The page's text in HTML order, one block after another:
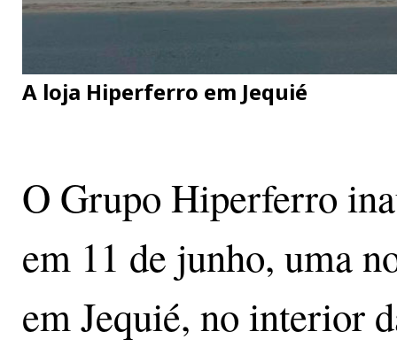
A loja Hiperferro em Jequié
O Grupo Hiperferro
em 11 de junho, uma
em Jequié, no interior